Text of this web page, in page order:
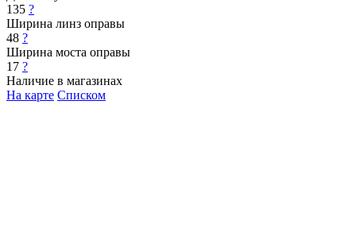
135 ?
Ширина линз оправы
48 ?
Ширина моста оправы
17 ?
Наличие в магазинах
На карте Списком